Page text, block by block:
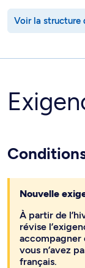
Voir la structure
Nouvelle
À partir de
révise
accompagner
vous n’avez
français.